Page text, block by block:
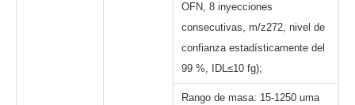
OFN, 8 inyecciones
consecutivas, m/z272, nivel de
confianza estadísticamente del
99 %, IDL≤10 fg);
Rango de masa: 15-1250 uma